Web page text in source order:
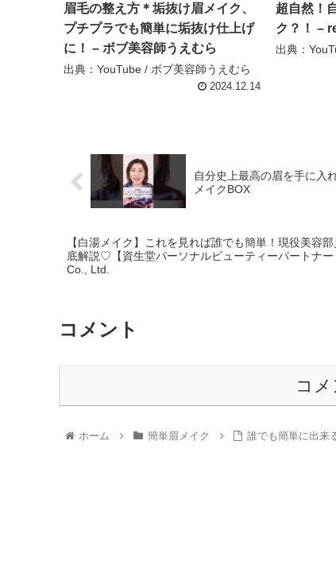
眉毛の整え方＊垢抜け眉メイク、
プチプラでも簡単に垢抜け仕上げ
に！ – ボブ美容師うえむら
出典：YouTube / ボブ美容師うえむら
2024.12.14
超自然！
ク？！ –
出典：
自分史上最高の眉を手に入
メイクBOX
【白湯メイク】これを見れば誰でも簡単！現役美容
底解説♡【資生堂パーソナルビューティーパートナ
Co., Ltd.
コメント
コ
ホーム 簡単眉メイク 誰でも簡単に出来